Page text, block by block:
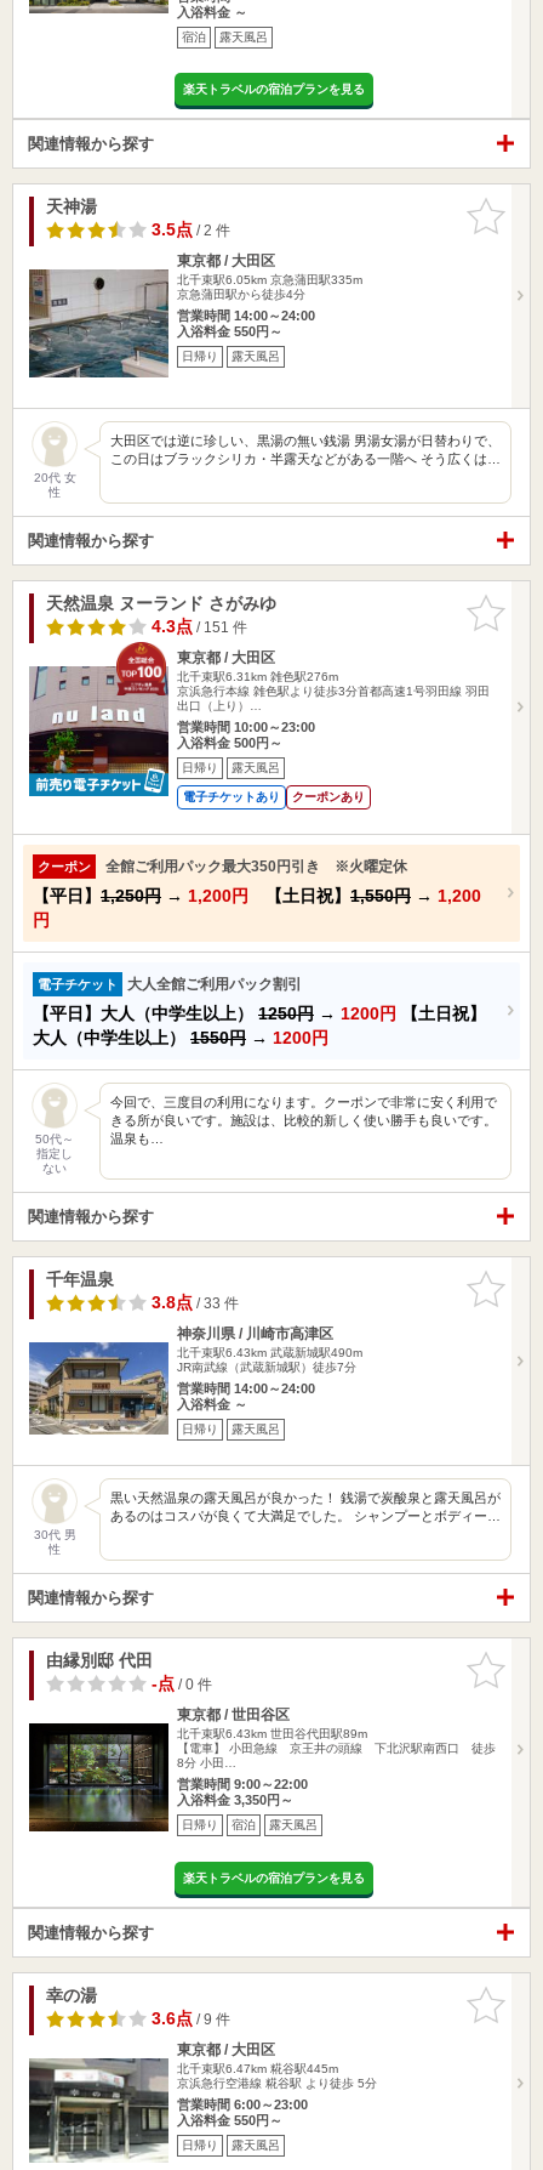
入浴料金 ～
宿泊 露天風呂
楽天トラベルの宿泊プランを見る
関連情報から探す
お気に入
りに追加
天神湯
3.5点/ 2 件
東京都 / 大田区
北千束駅6.05km 京急蒲田駅335m
京急蒲田駅から徒歩4分
営業時間 14:00～24:00
入浴料金 550円～
日帰り 露天風呂
20代 女
性
大田区では逆に珍しい、黒湯の無い銭湯 男湯女湯が日替わりで、
この日はブラックシリカ・半露天などがある一階へ そう広くは…
関連情報から探す
お気に入
りに追加
天然温泉 ヌーランド さがみゆ
4.3点/ 151 件
東京都 / 大田区
北千束駅6.31km 雑色駅276m
京浜急行本線 雑色駅より徒歩3分首都高速1号羽田線 羽田
出口（上り）…
営業時間 10:00～23:00
入浴料金 500円～
日帰り 露天風呂
電子チケットあり クーポンあり
クーポン 全館ご利用パック最大350円引き ※火曜定休
【平日】 1,250円 → 1,200円 【土日祝】 1,550円 → 1,200
円
電子チケット 大人全館ご利用パック割引
【平日】大人（中学生以上） 1250円 → 1200円
【土日祝】
大人（中学生以上） 1550円 → 1200円
50代～
指定し
ない
今回で、三度目の利用になります。クーポンで非常に安く利用で
きる所が良いです。施設は、比較的新しく使い勝手も良いです。
温泉も…
関連情報から探す
お気に入
りに追加
千年温泉
3.8点/ 33 件
神奈川県 / 川崎市高津区
北千束駅6.43km 武蔵新城駅490m
JR南武線（武蔵新城駅）徒歩7分
営業時間 14:00～24:00
入浴料金 ～
日帰り 露天風呂
30代 男
性
黒い天然温泉の露天風呂が良かった！ 銭湯で炭酸泉と露天風呂が
あるのはコスパが良くて大満足でした。 シャンプーとボディー…
関連情報から探す
お気に入
りに追加
由縁別邸 代田
-点/ 0 件
東京都 / 世田谷区
北千束駅6.43km 世田谷代田駅89m
【電車】 小田急線 京王井の頭線 下北沢駅南西口 徒歩
8分 小田…
営業時間 9:00～22:00
入浴料金 3,350円～
日帰り 宿泊 露天風呂
楽天トラベルの宿泊プランを見る
関連情報から探す
お気に入
りに追加
幸の湯
3.6点/ 9 件
東京都 / 大田区
北千束駅6.47km 糀谷駅445m
京浜急行空港線 糀谷駅 より徒歩 5分
営業時間 6:00～23:00
入浴料金 550円～
日帰り 露天風呂